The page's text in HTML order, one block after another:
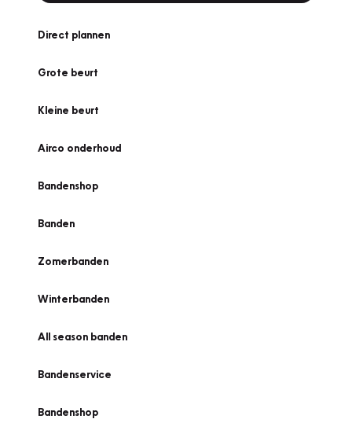
Direct plannen
Grote beurt
Kleine beurt
Airco onderhoud
Bandenshop
Banden
Zomerbanden
Winterbanden
All season banden
Bandenservice
Bandenshop